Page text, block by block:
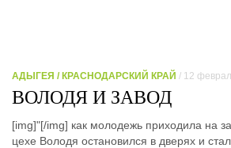
АДЫГЕЯ / КРАСНОДАРСКИЙ КРАЙ / 12
ВОЛОДЯ И ЗАВОД
[img]"[/img] как молодежь приходила на
цехе Володя остановился в дверях и